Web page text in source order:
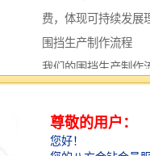
费，体现可持续发展
围挡生产制作流程
我们的围挡生产制作
1. 需求分析：与客
期、预算等要求，提